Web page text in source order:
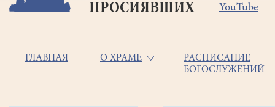
ПРОСИЯВШИХ
YouTube
Основная
ГЛАВНАЯ О ХРАМЕ
РАСПИСАНИЕ
БОГОСЛУЖЕНИЙ